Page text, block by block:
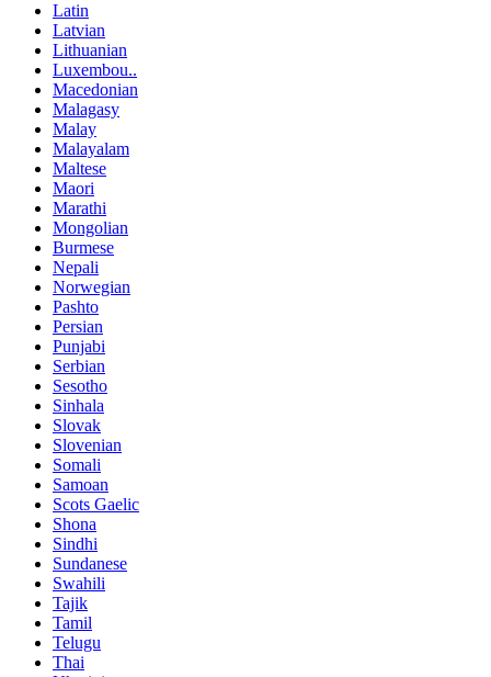
Latin
Latvian
Lithuanian
Luxembou..
Macedonian
Malagasy
Malay
Malayalam
Maltese
Maori
Marathi
Mongolian
Burmese
Nepali
Norwegian
Pashto
Persian
Punjabi
Serbian
Sesotho
Sinhala
Slovak
Slovenian
Somali
Samoan
Scots Gaelic
Shona
Sindhi
Sundanese
Swahili
Tajik
Tamil
Telugu
Thai